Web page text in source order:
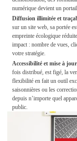
numérique devient un
Diffusion illimitée et
sur un site web, sa portée
empreinte écologique
impact : nombre de vues,
votre stratégie.
Accessibilité et mise à
fois distribué, est figé, la
flexibilité en fait un outil
saisonnières ou les
depuis n’importe quel
public.